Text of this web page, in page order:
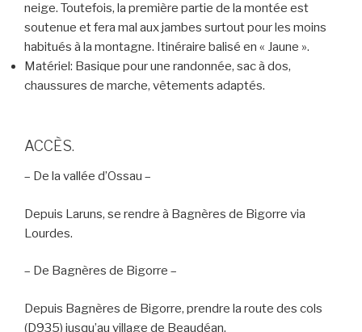
neige. Toutefois, la première partie de la montée est
soutenue et fera mal aux jambes surtout pour les moins
habitués à la montagne. Itinéraire balisé en « Jaune ».
Matériel: Basique pour une randonnée, sac à dos,
chaussures de marche, vêtements adaptés.
ACCÈS.
– De la vallée d’Ossau –
Depuis Laruns, se rendre à Bagnères de Bigorre via
Lourdes.
– De Bagnères de Bigorre –
Depuis Bagnères de Bigorre, prendre la route des cols
(D935) jusqu’au village de Beaudéan.